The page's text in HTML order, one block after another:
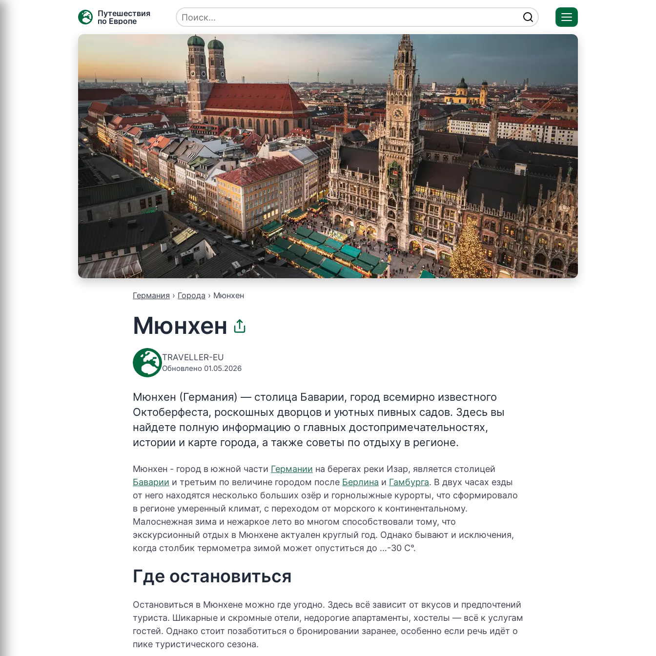
Путешествия
по Европе
Открыть
меню
Германия Города Мюнхен
Мюнхен
TRAVELLER-EU
Обновлено 01.05.2026
Мюнхен (Германия) — столица Баварии, город всемирно известного
Октоберфеста, роскошных дворцов и уютных пивных садов. Здесь вы
найдете полную информацию о главных достопримечательностях,
истории и карте города, а также советы по отдыху в регионе.
Мюнхен - город в южной части Германии на берегах реки Изар, является столицей
Баварии и третьим по величине городом после Берлина и Гамбурга. В двух часах езды
от него находятся несколько больших озёр и горнолыжные курорты, что сформировало
в регионе умеренный климат, с переходом от морского к континентальному.
Малоснежная зима и нежаркое лето во многом способствовали тому, что
экскурсионный отдых в Мюнхене актуален круглый год. Однако бывают и исключения,
когда столбик термометра зимой может опуститься до …-30 С°.
Где остановиться
Остановиться в Мюнхене можно где угодно. Здесь всё зависит от вкусов и предпочтений
туриста. Шикарные и скромные отели, недорогие апартаменты, хостелы — всё к услугам
гостей. Однако стоит позаботиться о бронировании заранее, особенно если речь идёт о
пике туристического сезона.